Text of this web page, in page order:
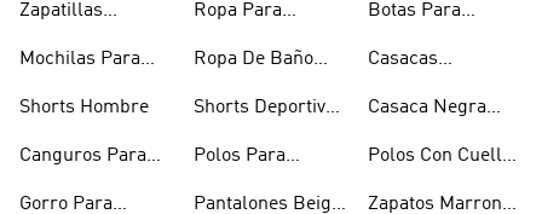
Zapatillas
Mochilas Para
Shorts Hombre
Canguros Para
Gorro Para
Ropa Para
Ropa De Baño
Shorts Deportivos
Polos Para
Pantalones Beige
Botas Para
Casacas
Hombre
Casaca Negra
Polos Con Cuello
Zapatos Marron